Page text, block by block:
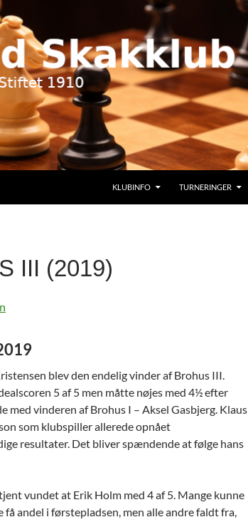
KLUBINFO TURNERINGER
III (2019)
blev den endelig vinder af Brohus III.
5 af 5 men måtte nøjes med 4½ efter
med vinderen af Brohus I – Aksel Gasbjerg. Klaus
som klubspiller allerede opnået
resultater. Det bliver spændende at følge hans
vundet at Erik Holm med 4 af 5. Mange kunne
få andel i førstepladsen, men alle andre faldt fra,